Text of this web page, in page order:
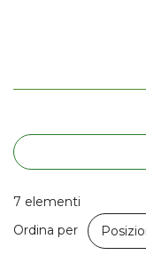
7 elementi
Ordina per